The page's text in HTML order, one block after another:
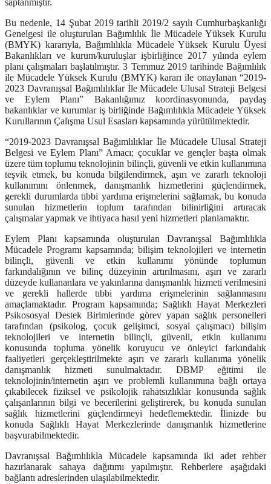
saptanmıştır.
Bu nedenle, 14 Şubat 2019 tarihli 2019/2 sayılı Cumhurbaşkanlığı
Genelgesi ile oluşturulan Bağımlılık İle Mücadele Yüksek Kurulu
(BMYK) kararıyla, Bağımlılıkla Mücadele Yüksek Kurulu Üyesi
Bakanlıkları ve kurum/kuruluşlar işbirliğince 2017 yılında eylem
planı çalışmaları başlatılmıştır. 3 Temmuz 2019 tarihinde Bağımlılık
ile Mücadele Yüksek Kurulu (BMYK) kararı ile onaylanan “2019-
2023 Davranışsal Bağımlılıklar İle Mücadele Ulusal Strateji Belgesi
ve Eylem Planı” Bakanlığımız koordinasyonunda, paydaş
bakanlıklar ve kurumlar iş birliğinde Bağımlılıkla Mücadele Yüksek
Kurullarının Çalışma Usul Esasları kapsamında yürütülmektedir.
“2019-2023 Davranışsal Bağımlılıklar İle Mücadele Ulusal Strateji
Belgesi ve Eylem Planı” Amacı; çocuklar ve gençler başta olmak
üzere tüm toplumu teknolojinin bilinçli, güvenli ve etkin kullanımına
teşvik etmek, bu konuda bilgilendirmek, aşırı ve zararlı teknoloji
kullanımını önlenmek, danışmanlık hizmetlerini güçlendirmek,
gerekli durumlarda tıbbi yardıma erişmelerini sağlamak, bu konuda
sunulan hizmetlerin toplum tarafından bilinirliğini artıracak
çalışmalar yapmak ve ihtiyaca hasıl yeni hizmetleri planlamaktır.
Eylem Planı kapsamında oluşturulan Davranışsal Bağımlılıkla
Mücadele Programı kapsamında; bilişim teknolojileri ve internetin
bilinçli, güvenli ve etkin kullanımı yönünde toplumun
farkındalığının ve bilinç düzeyinin artırılmasını, aşırı ve zararlı
düzeyde kullananlara ve yakınlarına danışmanlık hizmeti verilmesini
ve gerekli hallerde tıbbi yardıma erişmelerinin sağlanmasını
amaçlamaktadır. Program kapsamında; Sağlıklı Hayat Merkezleri
Psikososyal Destek Birimlerinde görev yapan sağlık personelleri
tarafından (psikolog, çocuk gelişimci, sosyal çalışmacı) bilişim
teknolojileri ve internetin bilinçli, güvenli, etkin kullanımı
konusunda topluma yönelik koruyucu ve önleyici farkındalık
faaliyetleri gerçekleştirilmekte aşırı ve zararlı kullanıma yönelik
danışmanlık hizmeti sunulmaktadır. DBMP eğitimi ile
teknolojinin/internetin aşırı ve problemli kullanımına bağlı ortaya
çıkabilecek fiziksel ve psikolojik rahatsızlıklar konusunda sağlık
çalışanlarının bilgi ve becerilerini geliştirerek, bu konuda sunulan
sağlık hizmetlerini güçlendirmeyi hedeflemektedir. İlinizde bu
konuda Sağlıklı Hayat Merkezlerinde danışmanlık hizmetlerine
başvurabilmektedir.
Davranışsal Bağımlılıkla Mücadele kapsamında iki adet rehber
hazırlanarak sahaya dağıtımı yapılmıştır. Rehberlere aşağıdaki
bağlantı adreslerinden ulaşılabilmektedir.